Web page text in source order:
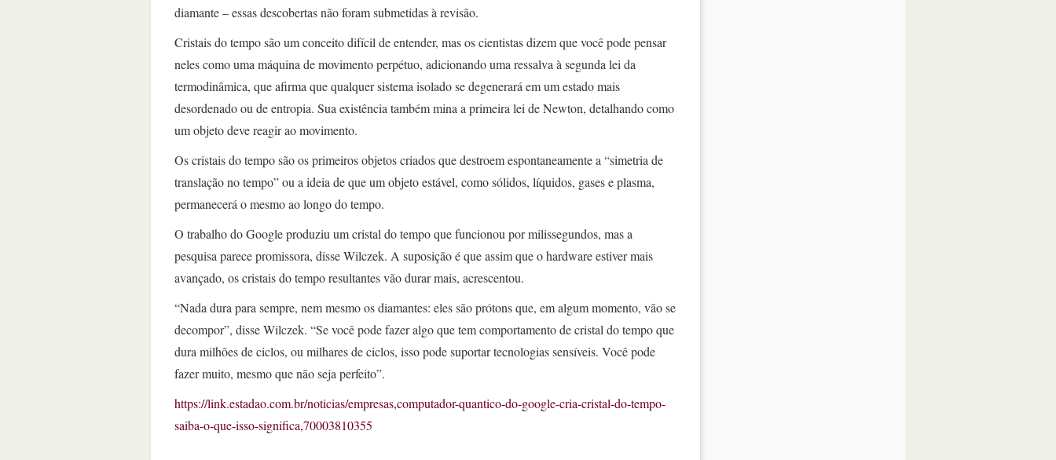
diamante – essas descobertas não foram submetidas à revisão.
Cristais do tempo são um conceito difícil de entender, mas os cientistas dizem que você pode pensar
neles como uma máquina de movimento perpétuo, adicionando uma ressalva à segunda lei da
termodinâmica, que afirma que qualquer sistema isolado se degenerará em um estado mais
desordenado ou de entropia. Sua existência também mina a primeira lei de Newton, detalhando como
um objeto deve reagir ao movimento.
Os cristais do tempo são os primeiros objetos criados que destroem espontaneamente a “simetria de
translação no tempo” ou a ideia de que um objeto estável, como sólidos, líquidos, gases e plasma,
permanecerá o mesmo ao longo do tempo.
O trabalho do Google produziu um cristal do tempo que funcionou por milissegundos, mas a
pesquisa parece promissora, disse Wilczek. A suposição é que assim que o hardware estiver mais
avançado, os cristais do tempo resultantes vão durar mais, acrescentou.
“Nada dura para sempre, nem mesmo os diamantes: eles são prótons que, em algum momento, vão se
decompor”, disse Wilczek. “Se você pode fazer algo que tem comportamento de cristal do tempo que
dura milhões de ciclos, ou milhares de ciclos, isso pode suportar tecnologias sensíveis. Você pode
fazer muito, mesmo que não seja perfeito”.
https://link.estadao.com.br/noticias/empresas,computador-quantico-do-google-cria-cristal-do-tempo-
saiba-o-que-isso-significa,70003810355